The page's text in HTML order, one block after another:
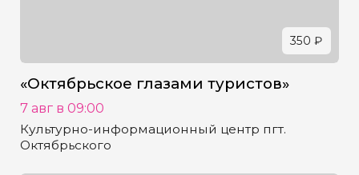
350 ₽
«Октябрьское глазами туристов»
7 авг в 09:00
Культурно-информационный центр пгт.
Октябрьского